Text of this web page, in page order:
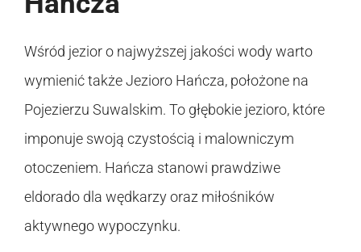
Wśród jezior o najwyższej jakości wody warto
wymienić także Jezioro Hańcza, położone na
Pojezierzu Suwalskim. To głębokie jezioro, które
imponuje swoją czystością i malowniczym
otoczeniem. Hańcza stanowi prawdziwe
eldorado dla wędkarzy oraz miłośników
aktywnego wypoczynku.